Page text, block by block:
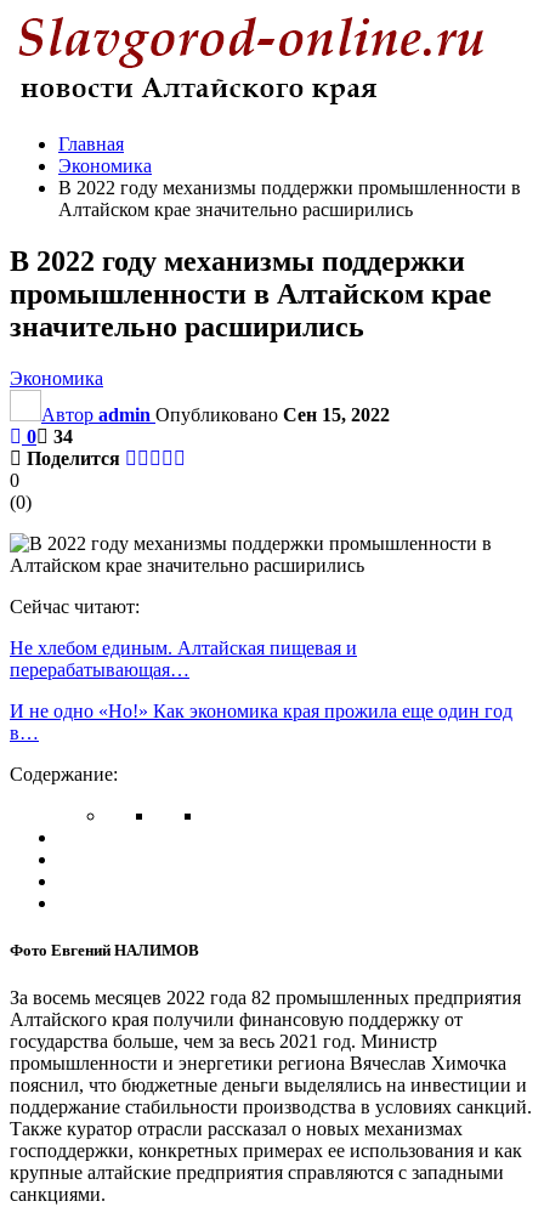
Главная
Экономика
В 2022 году механизмы поддержки промышленности в
Алтайском крае значительно расширились
В 2022 году механизмы поддержки
промышленности в Алтайском крае
значительно расширились
Экономика
Автор admin Опубликовано Сен 15, 2022
0
34
Поделится
0
(0)
Сейчас читают:
Не хлебом единым. Алтайская пищевая и
перерабатывающая…
И не одно «Но!» Как экономика края прожила еще один год
в…
Содержание:
Фото Евгений НАЛИМОВ
За восемь месяцев 2022 года 82 промышленных предприятия
Алтайского края получили финансовую поддержку от
государства больше, чем за весь 2021 год. Министр
промышленности и энергетики региона Вячеслав Химочка
пояснил, что бюджетные деньги выделялись на инвестиции и
поддержание стабильности производства в условиях санкций.
Также куратор отрасли рассказал о новых механизмах
господдержки, конкретных примерах ее использования и как
крупные алтайские предприятия справляются с западными
санкциями.